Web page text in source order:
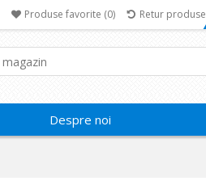
Produse favorite (0) Retur produse
Despre noi